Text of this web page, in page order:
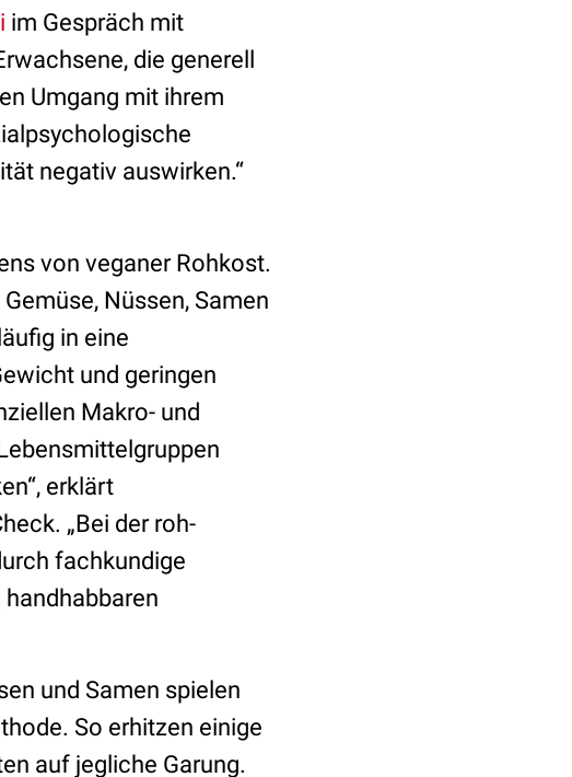
im Gespräch mit
die generell
Umgang mit ihrem
negativ auswirken.“
von veganer Rohkost.
Nüssen, Samen
in eine
und geringen
Makro- und
erklärt
„Bei der roh-
fachkundige
und Samen spielen
So erhitzen einige
auf jegliche Garung.